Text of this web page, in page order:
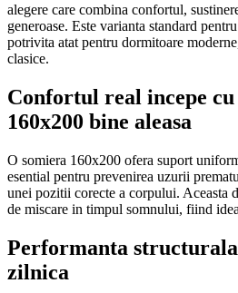
alegere care combina confortul,
generoase. Este varianta standard
potrivita atat pentru dormitoare
clasice.
Confortul real incepe
160x200 bine aleasa
O somiera 160x200 ofera suport
esential pentru prevenirea uzurii
unei pozitii corecte a corpului. Aceasta
de miscare in timpul somnului, fiind
Performanta
zilnica